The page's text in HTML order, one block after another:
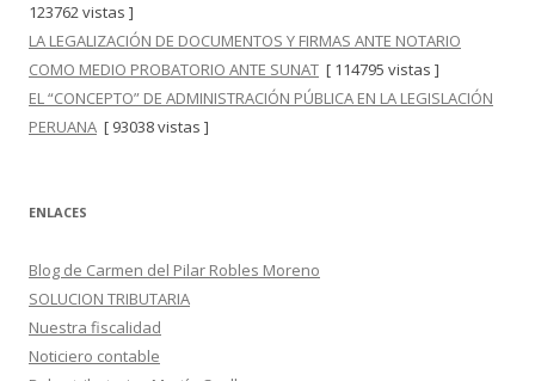
123762 vistas ]
LA LEGALIZACIÓN DE DOCUMENTOS Y FIRMAS ANTE NOTARIO
COMO MEDIO PROBATORIO ANTE SUNAT [ 114795 vistas ]
EL “CONCEPTO” DE ADMINISTRACIÓN PÚBLICA EN LA LEGISLACIÓN
PERUANA [ 93038 vistas ]
ENLACES
Blog de Carmen del Pilar Robles Moreno
SOLUCION TRIBUTARIA
Nuestra fiscalidad
Noticiero contable